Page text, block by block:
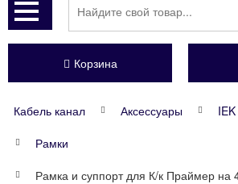
Корзина
Кабель канал Аксессуары IEK
Рамки
Рамка и суппорт для К/к Праймер на